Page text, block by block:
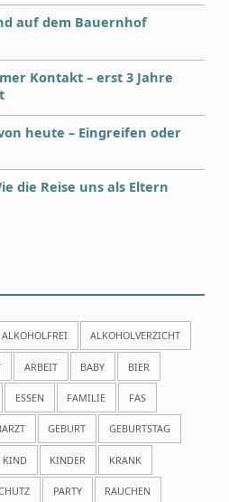
auf dem Bauernhof
Kontakt – erst 3 Jahre
heute – Eingreifen oder
die Reise uns als Eltern
ALKOHOLFREI ALKOHOLVERZICHT
ARBEIT BABY BIER
ESSEN FAMILIE FAS
GEBURT GEBURTSTAG
KIND KINDER KRANK
PARTY RAUCHEN